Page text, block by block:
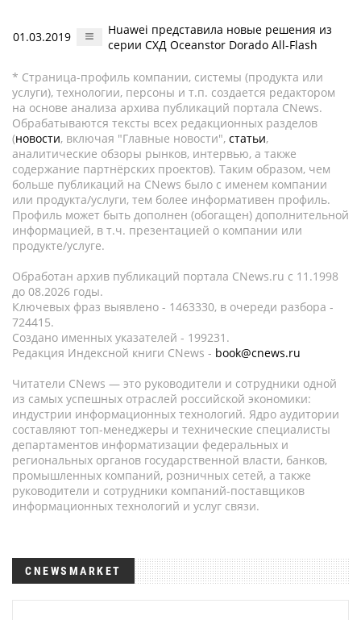
01.03.2019
Huawei представила новые решения из
серии СХД Oceanstor Dorado All-Flash
* Страница-профиль компании, системы (продукта или
услуги), технологии, персоны и т.п. создается редактором
на основе анализа архива публикаций портала CNews.
Обрабатываются тексты всех редакционных разделов
(новости, включая "Главные новости", статьи,
аналитические обзоры рынков, интервью, а также
содержание партнёрских проектов). Таким образом, чем
больше публикаций на CNews было с именем компании
или продукта/услуги, тем более информативен профиль.
Профиль может быть дополнен (обогащен) дополнительной
информацией, в т.ч. презентацией о компании или
продукте/услуге.
Обработан архив публикаций портала CNews.ru c 11.1998
до 08.2026 годы.
Ключевых фраз выявлено - 1463330, в очереди разбора -
724415.
Создано именных указателей - 199231.
Редакция Индексной книги CNews - book@cnews.ru
Читатели CNews — это руководители и сотрудники одной
из самых успешных отраслей российской экономики:
индустрии информационных технологий. Ядро аудитории
составляют топ-менеджеры и технические специалисты
департаментов информатизации федеральных и
региональных органов государственной власти, банков,
промышленных компаний, розничных сетей, а также
руководители и сотрудники компаний-поставщиков
информационных технологий и услуг связи.
CNEWSMARKET